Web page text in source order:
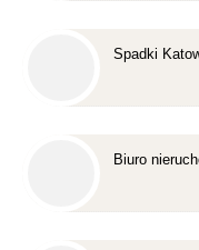
Spadki
Biuro